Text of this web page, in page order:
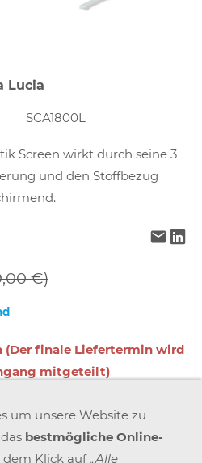
Lucia
SCA1800L
Screen wirkt durch seine 3
und den Stoffbezug
€)
(Der finale Liefertermin wird
mitgeteilt)
um unsere Website zu
bestmögliche Online-
dem Klick auf„Alle